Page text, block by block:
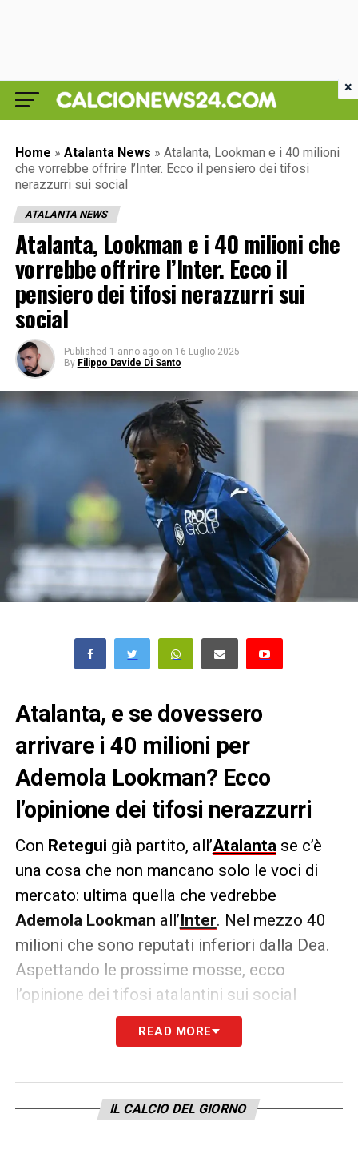
Home » Atalanta News » Atalanta, Lookman e i 40 milioni
che vorrebbe offrire l’Inter. Ecco il pensiero dei tifosi
nerazzurri sui social
ATALANTA NEWS
Atalanta, Lookman e i 40 milioni che
vorrebbe offrire l’Inter. Ecco il
pensiero dei tifosi nerazzurri sui
social
Published 1 anno ago on 16 Luglio 2025
By Filippo Davide Di Santo
Atalanta, e se dovessero
arrivare i 40 milioni per
Ademola Lookman? Ecco
l’opinione dei tifosi nerazzurri
Con Retegui già partito, all’Atalantase c’è
una cosa che non mancano solo le voci di
mercato: ultima quella che vedrebbe
Ademola Lookman all’Inter. Nel mezzo 40
milioni che sono reputati inferiori dalla Dea.
Aspettando le prossime mosse, ecco
l’opinione dei tifosi atalantini sui social
Tramite un sondaggio fatto su
nerazzurri,i risultati sono abbastanza
chiari:l’82% rifiuterebbe senza pensarci
READ MORE
IL CALCIO DEL GIORNO
×